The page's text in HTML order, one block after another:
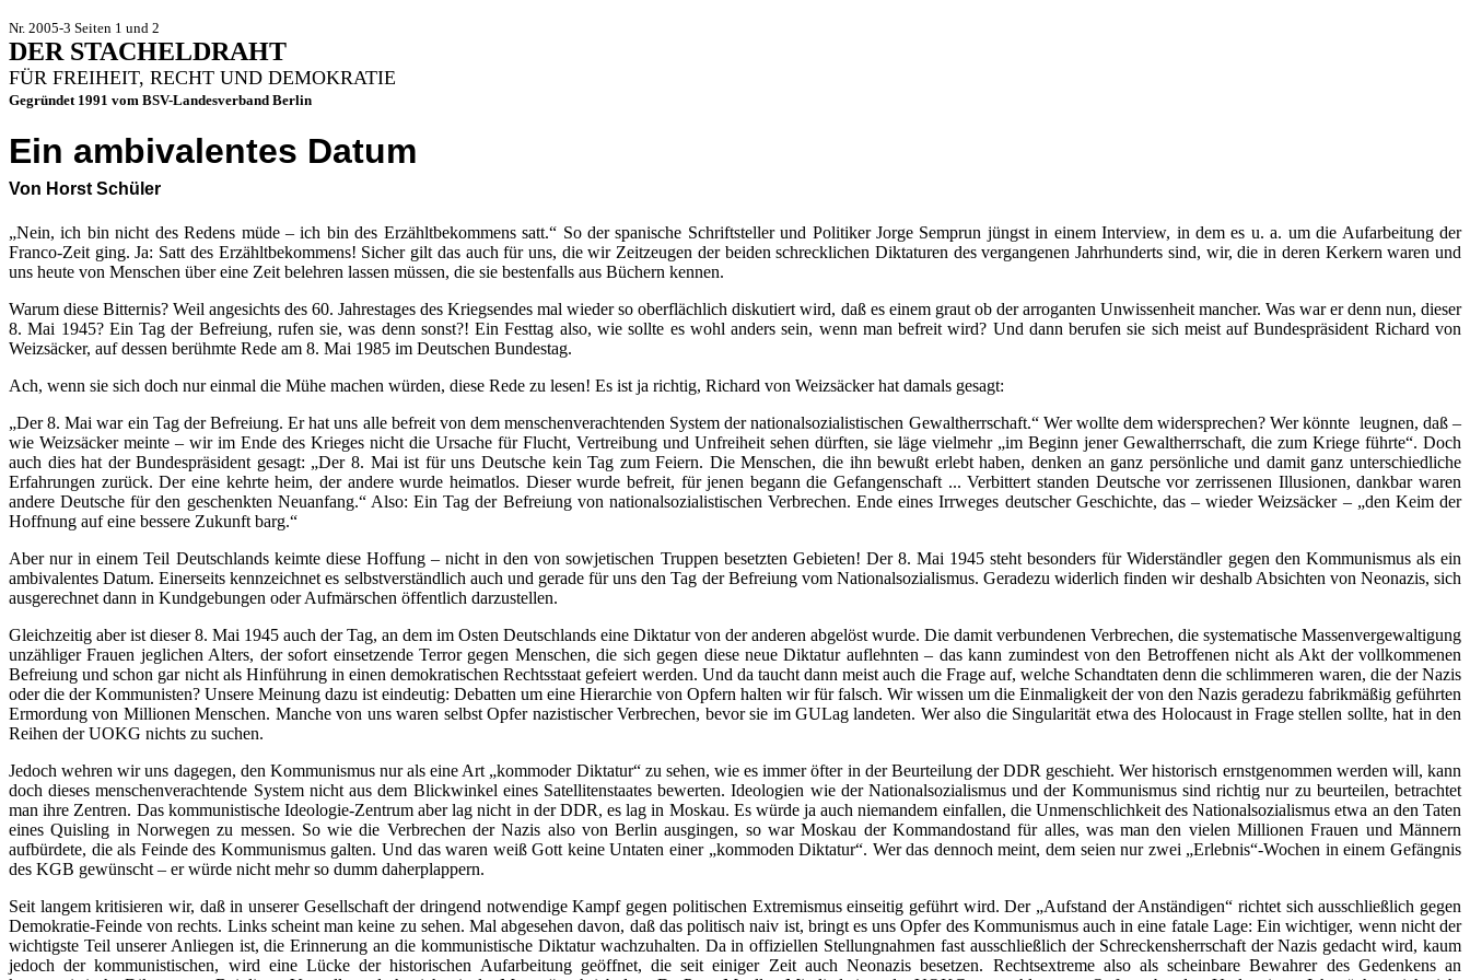
Nr. 2005-3 Seiten 1 und 2
DER STACHELDRAHT
FÜR FREIHEIT, RECHT UND DEMOKRATIE
Gegründet 1991 vom BSV-Landesverband Berlin
Ein ambivalentes Datum
Von Horst Schüler
„Nein, ich bin nicht des Redens müde – ich bin des Erzähltbekommens satt.“ So der spanische Schriftsteller und Politiker Jorge Semprun jüngst in einem Interview, in dem es u. a. um die Aufarbeitung der
Franco-Zeit ging. Ja: Satt des Erzähltbekommens! Sicher gilt das auch für uns, die wir Zeitzeugen der beiden schrecklichen Diktaturen des vergangenen Jahrhunderts sind, wir, die in deren Kerkern waren und
uns heute von Menschen über eine Zeit belehren lassen müssen, die sie bestenfalls aus Büchern kennen.
Warum diese Bitternis? Weil angesichts des 60. Jahrestages des Kriegsendes mal wieder so oberflächlich diskutiert wird, daß es einem graut ob der arroganten Unwissenheit mancher. Was war er denn nun, dieser
8. Mai 1945? Ein Tag der Befreiung, rufen sie, was denn sonst?! Ein Festtag also, wie sollte es wohl anders sein, wenn man befreit wird? Und dann berufen sie sich meist auf Bundespräsident Richard von
Weizsäcker, auf dessen berühmte Rede am 8. Mai 1985 im Deutschen Bundestag.
Ach, wenn sie sich doch nur einmal die Mühe machen würden, diese Rede zu lesen! Es ist ja richtig, Richard von Weizsäcker hat damals gesagt:
„Der 8. Mai war ein Tag der Befreiung. Er hat uns alle befreit von dem menschenverachtenden System der nationalsozialistischen Gewaltherrschaft.“ Wer wollte dem widersprechen? Wer könnte leugnen, daß –
wie Weizsäcker meinte – wir im Ende des Krieges nicht die Ursache für Flucht, Vertreibung und Unfreiheit sehen dürften, sie läge vielmehr „im Beginn jener Gewaltherrschaft, die zum Kriege führte“. Doch
auch dies hat der Bundespräsident gesagt: „Der 8. Mai ist für uns Deutsche kein Tag zum Feiern. Die Menschen, die ihn bewußt erlebt haben, denken an ganz persönliche und damit ganz unterschiedliche
Erfahrungen zurück. Der eine kehrte heim, der andere wurde heimatlos. Dieser wurde befreit, für jenen begann die Gefangenschaft ... Verbittert standen Deutsche vor zerrissenen Illusionen, dankbar waren
andere Deutsche für den geschenkten Neuanfang.“ Also: Ein Tag der Befreiung von nationalsozialistischen Verbrechen. Ende eines Irrweges deutscher Geschichte, das – wieder Weizsäcker – „den Keim der
Hoffnung auf eine bessere Zukunft barg.“
Aber nur in einem Teil Deutschlands keimte diese Hoffung – nicht in den von sowjetischen Truppen besetzten Gebieten! Der 8. Mai 1945 steht besonders für Widerständler gegen den Kommunismus als ein
ambivalentes Datum. Einerseits kennzeichnet es selbstverständlich auch und gerade für uns den Tag der Befreiung vom Nationalsozialismus. Geradezu widerlich finden wir deshalb Absichten von Neonazis, sich
ausgerechnet dann in Kundgebungen oder Aufmärschen öffentlich darzustellen.
Gleichzeitig aber ist dieser 8. Mai 1945 auch der Tag, an dem im Osten Deutschlands eine Diktatur von der anderen abgelöst wurde. Die damit verbundenen Verbrechen, die systematische Massenvergewaltigung
unzähliger Frauen jeglichen Alters, der sofort einsetzende Terror gegen Menschen, die sich gegen diese neue Diktatur auflehnten – das kann zumindest von den Betroffenen nicht als Akt der vollkommenen
Befreiung und schon gar nicht als Hinführung in einen demokratischen Rechtsstaat gefeiert werden. Und da taucht dann meist auch die Frage auf, welche Schandtaten denn die schlimmeren waren, die der Nazis
oder die der Kommunisten? Unsere Meinung dazu ist eindeutig: Debatten um eine Hierarchie von Opfern halten wir für falsch. Wir wissen um die Einmaligkeit der von den Nazis geradezu fabrikmäßig geführten
Ermordung von Millionen Menschen. Manche von uns waren selbst Opfer nazistischer Verbrechen, bevor sie im GULag landeten. Wer also die Singularität etwa des Holocaust in Frage stellen sollte, hat in den
Reihen der UOKG nichts zu suchen.
Jedoch wehren wir uns dagegen, den Kommunismus nur als eine Art „kommoder Diktatur“ zu sehen, wie es immer öfter in der Beurteilung der DDR geschieht. Wer historisch ernstgenommen werden will, kann
doch dieses menschenverachtende System nicht aus dem Blickwinkel eines Satellitenstaates bewerten. Ideologien wie der Nationalsozialismus und der Kommunismus sind richtig nur zu beurteilen, betrachtet
man ihre Zentren. Das kommunistische Ideologie-Zentrum aber lag nicht in der DDR, es lag in Moskau. Es würde ja auch niemandem einfallen, die Unmenschlichkeit des Nationalsozialismus etwa an den Taten
eines Quisling in Norwegen zu messen. So wie die Verbrechen der Nazis also von Berlin ausgingen, so war Moskau der Kommandostand für alles, was man den vielen Millionen Frauen und Männern
aufbürdete, die als Feinde des Kommunismus galten. Und das waren weiß Gott keine Untaten einer „kommoden Diktatur“. Wer das dennoch meint, dem seien nur zwei „Erlebnis“-Wochen in einem Gefängnis
des KGB gewünscht – er würde nicht mehr so dumm daherplappern.
Seit langem kritisieren wir, daß in unserer Gesellschaft der dringend notwendige Kampf gegen politischen Extremismus einseitig geführt wird. Der „Aufstand der Anständigen“ richtet sich ausschließlich gegen
Demokratie-Feinde von rechts. Links scheint man keine zu sehen. Mal abgesehen davon, daß das politisch naiv ist, bringt es uns Opfer des Kommunismus auch in eine fatale Lage: Ein wichtiger, wenn nicht der
wichtigste Teil unserer Anliegen ist, die Erinnerung an die kommunistische Diktatur wachzuhalten. Da in offiziellen Stellungnahmen fast ausschließlich der Schreckensherrschaft der Nazis gedacht wird, kaum
jedoch der kommunistischen, wird eine Lücke der historischen Aufarbeitung geöffnet, die seit einiger Zeit auch Neonazis besetzen. Rechtsextreme also als scheinbare Bewahrer des Gedenkens an